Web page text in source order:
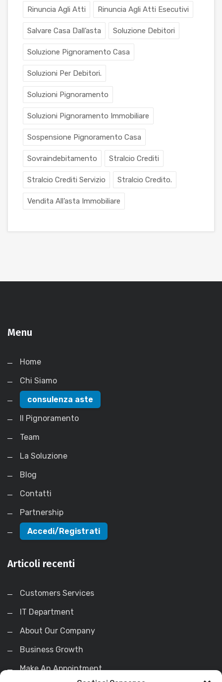
Rinuncia Agli Atti Rinuncia Agli Atti Esecutivi
Salvare Casa Dall’asta Soluzione Debitori
Soluzione Pignoramento Casa
Soluzioni Per Debitori.
Soluzioni Pignoramento
Soluzioni Pignoramento Immobiliare
Sospensione Pignoramento Casa
Sovraindebitamento Stralcio Crediti
Stralcio Crediti Servizio Stralcio Credito.
Vendita All’asta Immobiliare
Menu
Home
Chi Siamo
consulenza aste
Il Pignoramento
Team
La Soluzione
Blog
Contatti
Partnership
Accedi/Registrati
Articoli recenti
Customers Services
IT Department
About Our Company
Business Growth
Make An Appointment